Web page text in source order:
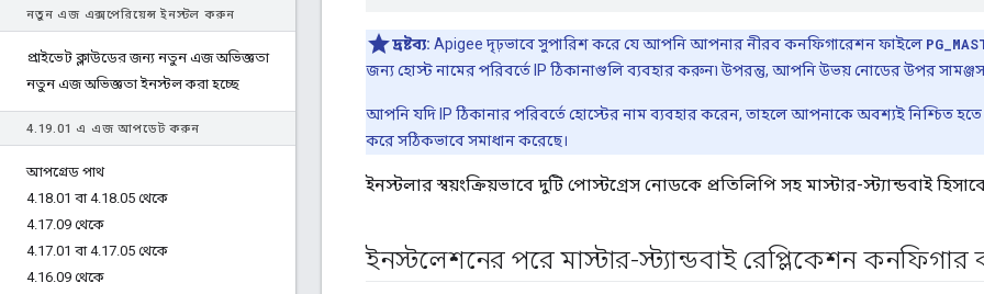
নতুন এজ এক্সপেরিয়েন্স ইনস্টল করুন
প্রাইভেট ক্লাউডের জন্য নতুন এজ অভিজ্ঞতা
নতুন এজ অভিজ্ঞতা ইনস্টল করা হচ্ছে
4.19.01 এ এজ আপডেট করুন
আপগ্রেড পাথ
4.18.01 বা 4.18.05 থেকে
4.17.09 থেকে
4.17.01 বা 4.17.05 থেকে
4.16.09 থেকে
দ্রষ্টব্য: Apigee দৃঢ়ভাবে সুপারিশ করে যে আপনি আপনার নীরব কনফিগারেশন ফাইলে
জন্য হোস্ট নামের পরিবর্তে IP ঠিকানাগুলি ব্যবহার করুন৷ উপরন্তু, আপনি উভয় নোডের উপর
আপনি যদি IP ঠিকানার পরিবর্তে হোস্টের নাম ব্যবহার করেন, তাহলে আপনাকে অবশ্যই নিশ্চিত হতে
করে সঠিকভাবে সমাধান করেছে।
ইনস্টলার স্বয়ংক্রিয়ভাবে দুটি পোস্টগ্রেস নোডকে প্রতিলিপি সহ মাস্টার-স্ট্যান্ডবাই
ইনস্টলেশনের পরে মাস্টার-স্ট্যান্ডবাই রেপ্লিকেশন